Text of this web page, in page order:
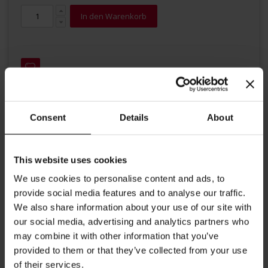
Consent Details About
This website uses cookies
We use cookies to personalise content and ads, to
provide social media features and to analyse our traffic.
We also share information about your use of our site with
our social media, advertising and analytics partners who
may combine it with other information that you’ve
provided to them or that they’ve collected from your use
of their services.
In den Warenkorb
Details
zur Zubereitung des perfekten Milchschaums für Ihren
Lieblingskaffee oder zum Servieren von Milch.
Höhe: 9 cm
Volumen: 0,35 l / 350ml
Nicht Spülmaschinenfest